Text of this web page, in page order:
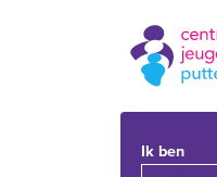
Ik ben